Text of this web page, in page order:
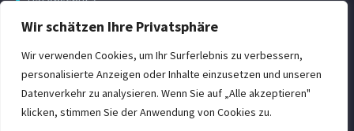
Wir schätzen Ihre Privatsphäre
Wir verwenden Cookies, um Ihr Surferlebnis zu verbessern,
personalisierte Anzeigen oder Inhalte einzusetzen und unseren
Datenverkehr zu analysieren. Wenn Sie auf „Alle akzeptieren"
klicken, stimmen Sie der Anwendung von Cookies zu.
Disclaimer
Rückgabe & Erstattung
POWER Shop v3